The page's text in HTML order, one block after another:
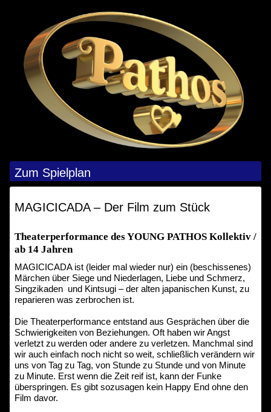
Zum Spielplan
MAGICICADA – Der Film zum Stück
Theaterperformance des YOUNG PATHOS Kollektiv /
ab 14 Jahren
MAGICICADA ist (leider mal wieder nur) ein (beschissenes)
Märchen über Siege und Niederlagen, Liebe und Schmerz,
Singzikaden und Kintsugi – der alten japanischen Kunst, zu
reparieren was zerbrochen ist.
Die Theaterperformance entstand aus Gesprächen über die
Schwierigkeiten von Beziehungen. Oft haben wir Angst
verletzt zu werden oder andere zu verletzen. Manchmal sind
wir auch einfach noch nicht so weit, schließlich verändern wir
uns von Tag zu Tag, von Stunde zu Stunde und von Minute
zu Minute. Erst wenn die Zeit reif ist, kann der Funke
überspringen. Es gibt sozusagen kein Happy End ohne den
Film davor.